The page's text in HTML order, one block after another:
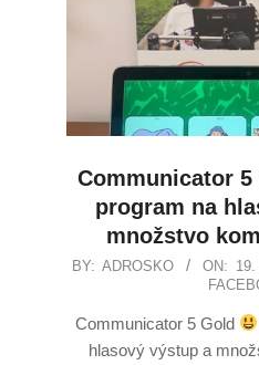
Communicator
program na
množstvo
BY: ADROSKO ON:
Communicator 5 Gold
hlasový výstup a